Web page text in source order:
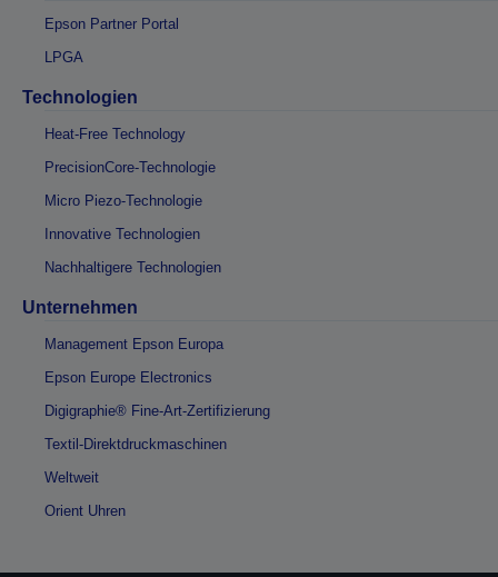
Epson Partner Portal
LPGA
Technologien
Heat-Free Technology
PrecisionCore-Technologie
Micro Piezo-Technologie
Innovative Technologien
Nachhaltigere Technologien
Unternehmen
Management Epson Europa
Epson Europe Electronics
Digigraphie® Fine-Art-Zertifizierung
Textil-Direktdruckmaschinen
Weltweit
Orient Uhren